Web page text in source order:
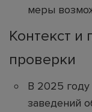
меры
Контекст
проверки
В 2025
заведений